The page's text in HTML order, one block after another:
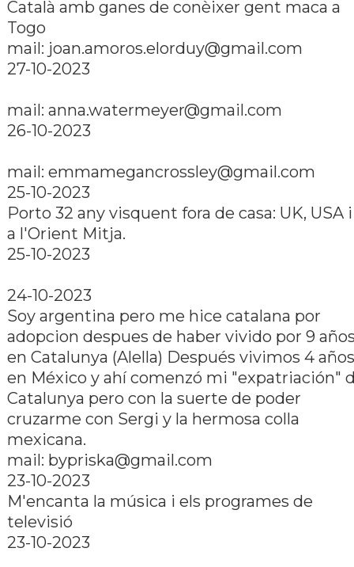
Català amb ganes de conèixer gent maca a
Togo
mail: joan.amoros.elorduy@gmail.com
27-10-2023
mail: anna.watermeyer@gmail.com
26-10-2023
mail: emmamegancrossley@gmail.com
25-10-2023
Porto 32 any visquent fora de casa: UK, USA
a l'Orient Mitja.
25-10-2023
24-10-2023
Soy argentina pero me hice catalana por
adopcion despues de haber vivido por 9
en Catalunya (Alella) Después vivimos 4 años
en México y ahí­ comenzó mi "expatriación"
Catalunya pero con la suerte de poder
cruzarme con Sergi y la hermosa colla
mexicana.
mail: bypriska@gmail.com
23-10-2023
M'encanta la música i els programes de
televisió
23-10-2023